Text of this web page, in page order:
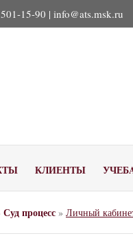
15-90 | info@ats.msk.ru
КЛИЕНТЫ
Суд процесс » Личный